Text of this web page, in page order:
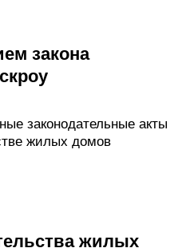
закона
законодательные акты
жилых домов
жилых